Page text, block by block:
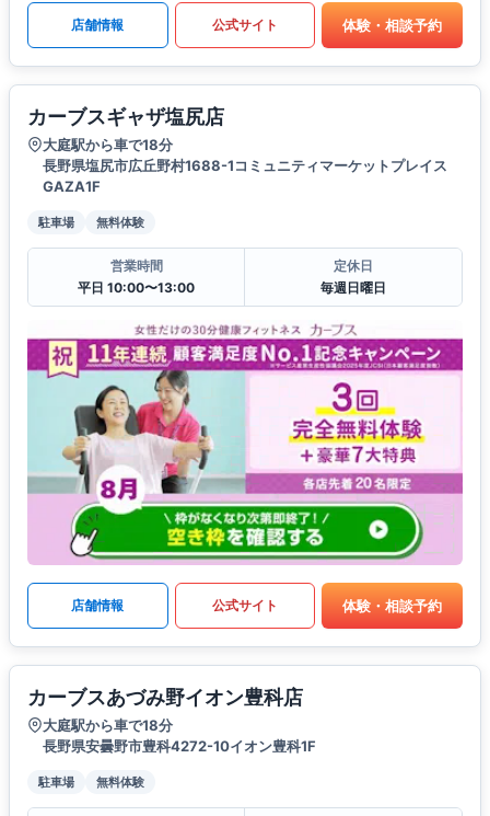
店舗情報 公式サイト 体験・相談予約
カーブスギャザ塩尻店
大庭駅から車で18分
長野県塩尻市広丘野村1688-1コミュニティマーケットプレイス
GAZA1F
駐車場 無料体験
営業時間
平日 10:00〜13:00
定休日
毎週日曜日
店舗情報 公式サイト 体験・相談予約
カーブスあづみ野イオン豊科店
大庭駅から車で18分
長野県安曇野市豊科4272-10イオン豊科1F
駐車場 無料体験